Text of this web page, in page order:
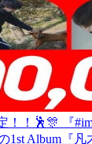
！🕺🎊 『
1st Album『